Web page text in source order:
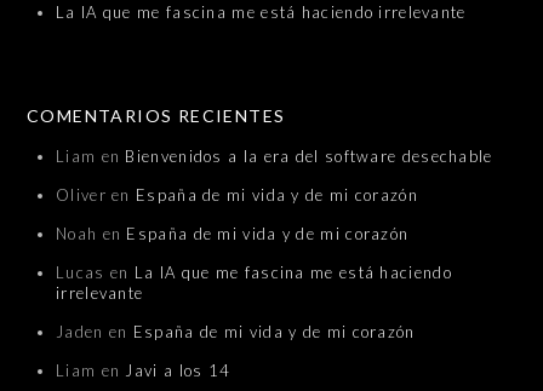
La IA que me fascina me está haciendo irrelevante
COMENTARIOS RECIENTES
Liam en Bienvenidos a la era del software desechable
Oliver en España de mi vida y de mi corazón
Noah en España de mi vida y de mi corazón
Lucas en La IA que me fascina me está haciendo
irrelevante
Jaden en España de mi vida y de mi corazón
Liam en Javi a los 14